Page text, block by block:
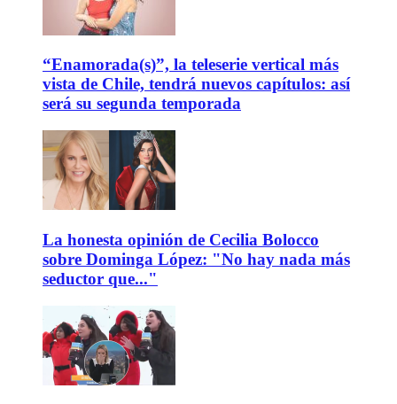
“Enamorada(s)”, la teleserie vertical más
vista de Chile, tendrá nuevos capítulos: así
será su segunda temporada
La honesta opinión de Cecilia Bolocco
sobre Dominga López: "No hay nada más
seductor que..."